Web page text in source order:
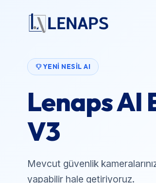
YENI NESIL AI
Lenaps AI
V3
Mevcut güvenlik
yapabilir hale getiriyoruz.